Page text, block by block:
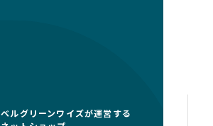
ベルグリーンワイズが運営する